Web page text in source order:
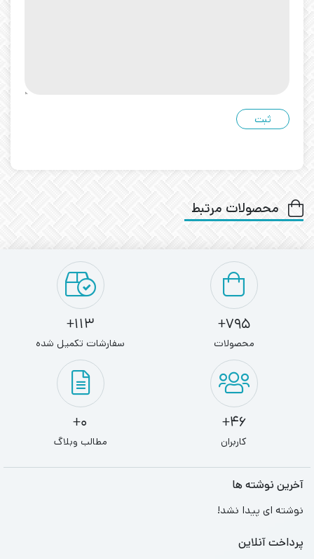
محصولات مرتبط
795+
محصولات
113+
سفارشات تکمیل شده
46+
کاربران
0+
مطالب وبلاگ
آخرین نوشته ها
نوشته ای پیدا نشد!
پرداخت آنلاین